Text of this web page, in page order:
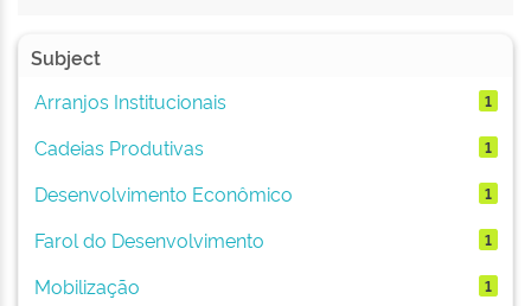
Subject
Arranjos Institucionais
1
Cadeias Produtivas 1
Desenvolvimento Econômico 1
Farol do Desenvolvimento 1
Mobilização 1